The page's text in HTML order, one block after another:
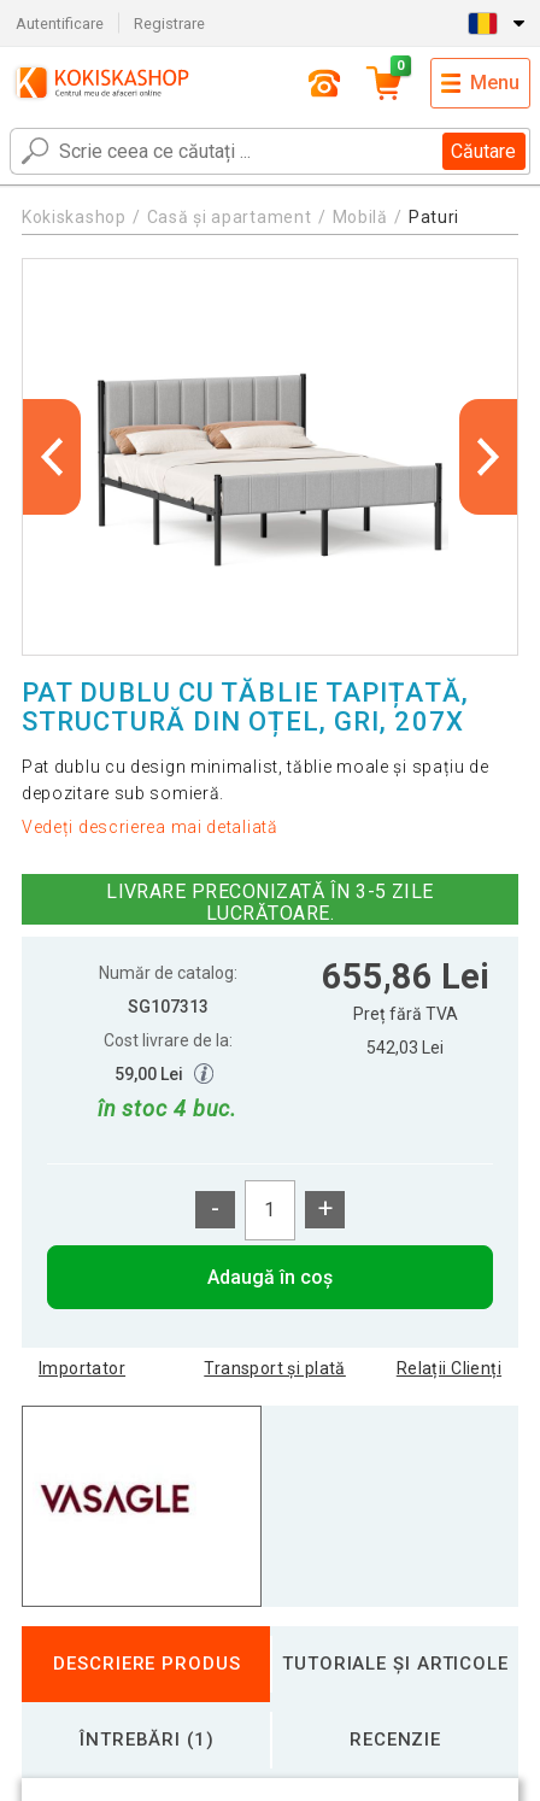
Autentificare Registrare
Căutare
0
Menu
Kokiskashop Casă și apartament Mobilă Paturi
PAT DUBLU CU TĂBLIE TAPIȚATĂ,
STRUCTURĂ DIN OȚEL, GRI, 207X
Pat dublu cu design minimalist, tăblie moale și spațiu de
depozitare sub somieră.
Vedeți descrierea mai detaliată
LIVRARE PRECONIZATĂ ÎN 3-5 ZILE
LUCRĂTOARE.
Număr de catalog:
SG107313
Cost livrare de la:
59,00 Lei
în stoc 4 buc.
655,86 Lei
Preț fără TVA
542,03 Lei
- +
Adaugă în coș
Importator Transport și plată Relații Clienți
DESCRIERE PRODUS TUTORIALE ȘI ARTICOLE
ÎNTREBĂRI (1) RECENZIE